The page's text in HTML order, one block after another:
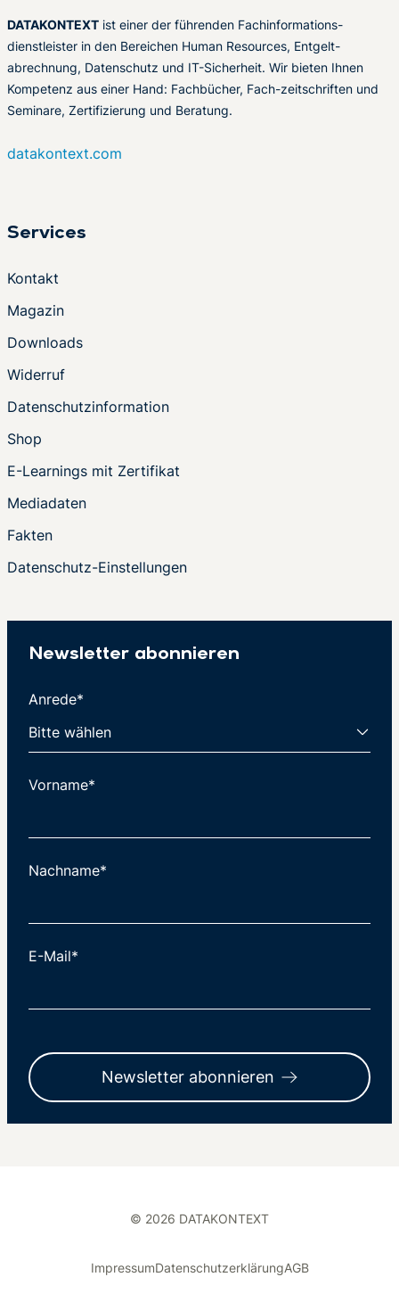
DATAKONTEXT ist einer der führenden Fachinformations-
dienstleister in den Bereichen Human Resources, Entgelt-
abrechnung, Datenschutz und IT-Sicherheit. Wir bieten Ihnen
Kompetenz aus einer Hand: Fachbücher, Fach-zeitschriften und
Seminare, Zertifizierung und Beratung.
datakontext.com
Services
Kontakt
Magazin
Downloads
Widerruf
Datenschutzinformation
Shop
E-Learnings mit Zertifikat
Mediadaten
Fakten
Datenschutz-Einstellungen
Newsletter abonnieren
Anrede*
Vorname*
Nachname*
E-Mail*
Newsletter abonnieren
© 2026 DATAKONTEXT
ImpressumDatenschutzerklärungAGB